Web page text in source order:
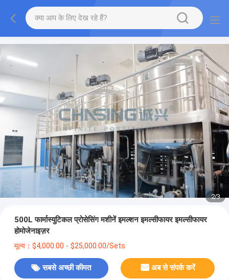
2/3
500L फार्मास्युटिकल प्रोसेसिंग मशीनें इमल्शन इमल्सीफायर इमल्सीफायर
होमोजेनाइज़र
मूल्य：$4,000.00 - $25,000.00/Sets
सबसे अच्छी कीमत अब से संपर्क करें